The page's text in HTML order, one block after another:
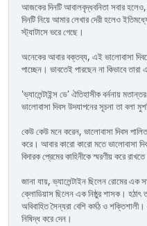
আজকের দিনটি আবালবৃদ্ধবনিতা সবার
দিনটি নিয়ে আমার লেখার দেরী হলেও
স্ট্যাটাসে ভরে গেছে।
অনেকের আবার বক্তব্য, এই ভালোবাসা
পাচ্ছেন। ভাবতেই পারছেন না কিভাবে তারা
'ভ্যালেন্টাইন্স ডে' ঐতিহাসীক বর্ননায়
ভালোবাসা দিবস উদযাপনের সূচনা তা বলা
কেউ কেউ মনে করেন, ভালোবাসা দিবস
করে। আবার কারো কারো মতে ভালোবাসা
বিদারক প্রেমের কাহিনীকে স্মরণীয় করে
জানা যায়, ভ্যালেন্টাইন ছিলেন রোমের এক
ক্লোডিয়াস ছিলেন এক নিষ্ঠুর শাসক। হঠাৎ
অবিবাহিত সৈন্যরা বেশি কর্মঠ ও
নিষিদ্ধ করে দেন।